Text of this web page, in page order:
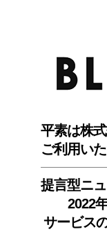
平素は株
ご利用い
提言型ニ
2022
サービス